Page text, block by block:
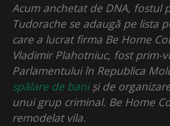
Acum anchetat de DNA, fostul
Tudorache se adaugă pe lista
care a lucrat firma Be Home
Vladimir Plahotniuc, fost prim-
Parlamentului în Republica
spălare de baniși de
unui grup criminal. Be Home
remodelat vila.